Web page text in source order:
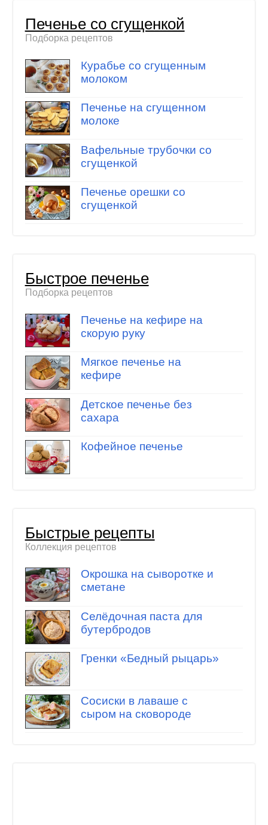
Печенье со сгущенкой
Подборка рецептов
Курабье со сгущенным
молоком
Печенье на сгущенном
молоке
Вафельные трубочки со
сгущенкой
Печенье орешки со
сгущенкой
Быстрое печенье
Подборка рецептов
Печенье на кефире на
скорую руку
Мягкое печенье на
кефире
Детское печенье без
сахара
Кофейное печенье
Быстрые рецепты
Коллекция рецептов
Окрошка на сыворотке и
сметане
Селёдочная паста для
бутербродов
Гренки «Бедный рыцарь»
Сосиски в лаваше с
сыром на сковороде